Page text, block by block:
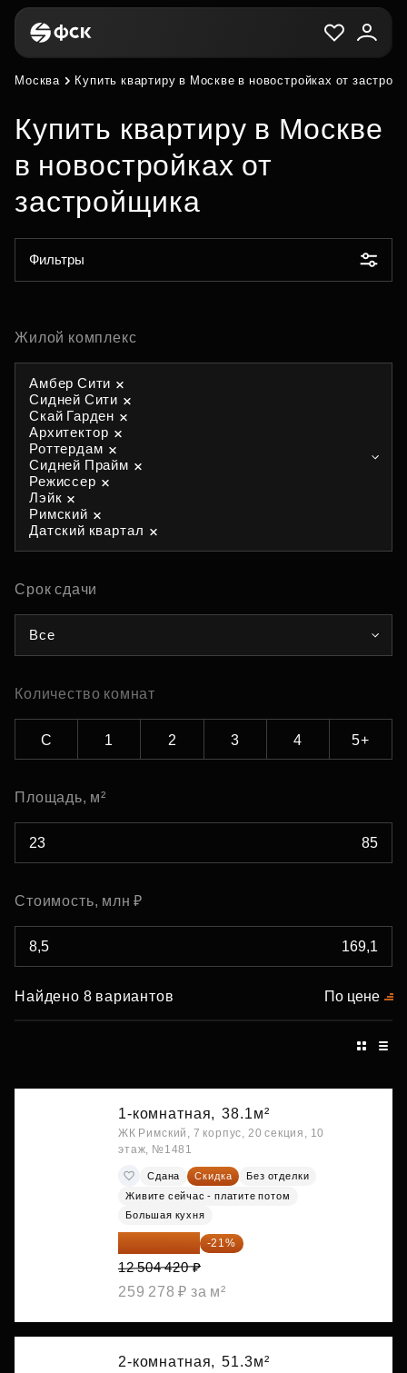
Москва Купить квартиру в Москве в новостройках от
Купить квартиру в Москве
в новостройках от
застройщика
Фильтры
Жилой комплекс
Амбер Сити
Сидней Сити
Скай Гарден
Архитектор
Роттердам
Сидней Прайм
Режиссер
Лэйк
Римский
Датский квартал
Срок сдачи
Все
Количество комнат
С 1 2 3 4 5+
Площадь, м²
Стоимость, млн ₽
Найдено 8 вариантов По цене
1-комнатная, 38.1м²
ЖК Римский, 7 корпус, 20 секция, 10
этаж, №1481
Сдана Скидка
Без отделки
Живите сейчас - платите потом
Большая кухня
-21%
12 504 420 ₽
259 278 ₽ за м²
2-комнатная, 51.3м²